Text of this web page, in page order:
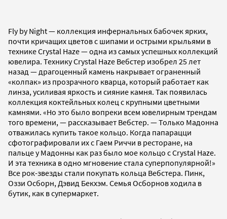
Fly by Night — коллекция инфернальных бабочек ярких,
почти кричащих цветов с шипами и острыми крыльями в
технике Crystal Haze — одна из самых успешных коллекций
ювелира. Технику Сrystal Haze Вебстер изобрел 25 лет
назад — драгоценный камень накрывает ограненный
«колпак» из прозрачного кварца, который работает как
линза, усиливая яркость и сияние камня. Так появилась
коллекция коктейльных колец с крупными цветными
камнями. «Но это было вопреки всем ювелирным трендам
того времени, — рассказывает Вебстер. — Только Мадонна
отважилась купить такое кольцо. Когда папарацци
сфотографировали их с Гаем Риччи в ресторане, на
пальце у Мадонны как раз было мое кольцо с Crystal Haze.
И эта техника в одно мгновение стала суперпопулярной!»
Все рок-звезды стали покупать кольца Вебстера. Пинк,
Оззи Осборн, Дэвид Бекхэм. Семья Осборнов ходила в
бутик, как в супермаркет.